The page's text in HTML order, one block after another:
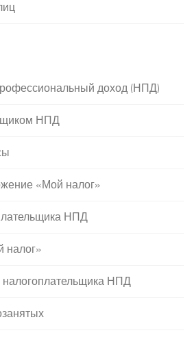
доход (НПД)
НПД
«Мой налог»
НПД
налог»
налогоплательщика НПД